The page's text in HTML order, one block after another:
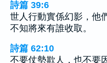
詩篇 39:6
世人行動實係幻影，他
不知將來有誰收取。
詩篇 62:10
不要仗勢欺人，也不要